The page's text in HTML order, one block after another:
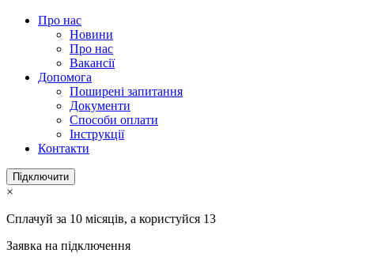
Про нас
Новини
Про нас
Вакансії
Допомога
Поширені запитання
Документи
Способи оплати
Інструкції
Контакти
Підключити
×
Сплачуй за 10 місяців, а користуйся 13
Заявка на підключення